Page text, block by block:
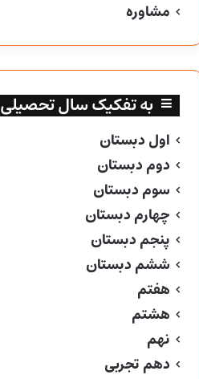
مشاوره
به تفکیک سال تحصیلی
اول دبستان
دوم دبستان
سوم دبستان
چهارم دبستان
پنجم دبستان
ششم دبستان
هفتم
هشتم
نهم
دهم تجربی